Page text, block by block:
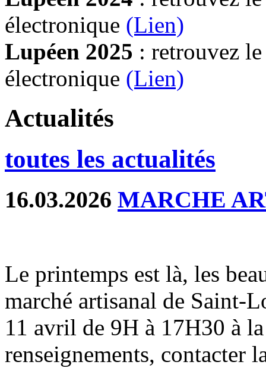
électronique (Lien)
Lupéen 2025 : retrouvez
électronique (Lien)
Actualités
toutes les actualités
16.03.2026 MARCHE
Le printemps est là, les
marché artisanal de Saint-
11 avril de 9H à 17H30 à
renseignements, contacter